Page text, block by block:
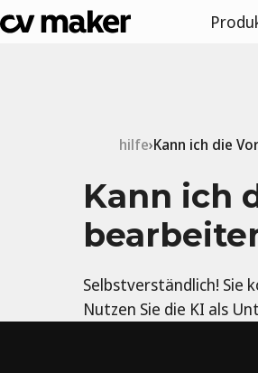
hilfe Kann ich die
Kann ich
Selbstverständlich! Sie
Nutzen Sie die KI als